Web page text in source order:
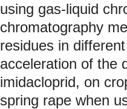
using gas-liquid
chromatography
residues in
acceleration of the
imidacloprid, on
spring rape when